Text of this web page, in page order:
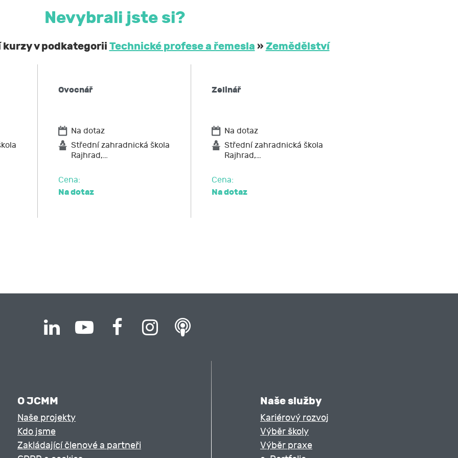
a citlivé údaje neposkytne bez mého souhlasu třetím osobám
a nadřízených orgánů. Svůj souhlas uděluji JCMM na dobu
JCMM informaci, jaké moje osobní údaje zpracovává, žádat si kopii
omezení zpracování,
JCMM výmaz těchto osobních údajů
Nevybrali jste si?
v podkategorii Technické profese a řemesla » Zemědělství
Ovocnář
Na dotaz
Střední zahradnická škola
Rajhrad,…
Cena:
Na dotaz
Zelinář
Na dotaz
Střední zahradnická škola
Rajhrad,…
Cena:
Na dotaz
O JCMM
Naše projekty
Kdo jsme
Zakládající členové a partneři
Naše služby
Kariérový rozvoj
Výběr školy
Výběr praxe